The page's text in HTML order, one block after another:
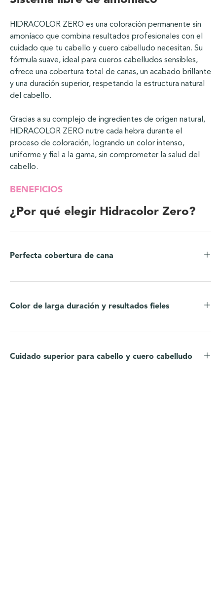
HIDRACOLOR ZERO es una coloración permanente sin
amoníaco que combina resultados profesionales con el
cuidado que tu cabello y cuero cabelludo necesitan. Su
fórmula suave, ideal para cueros cabelludos sensibles,
ofrece una cobertura total de canas, un acabado brillante
y una duración superior, respetando la estructura natural
del cabello.
Gracias a su complejo de ingredientes de origen natural,
HIDRACOLOR ZERO nutre cada hebra durante el
proceso de coloración, logrando un color intenso,
uniforme y fiel a la gama, sin comprometer la salud del
cabello.
BENEFICIOS
¿Por qué elegir Hidracolor Zero?
Perfecta cobertura de cana
Color de larga duración y resultados fieles
Cuidado superior para cabello y cuero cabelludo